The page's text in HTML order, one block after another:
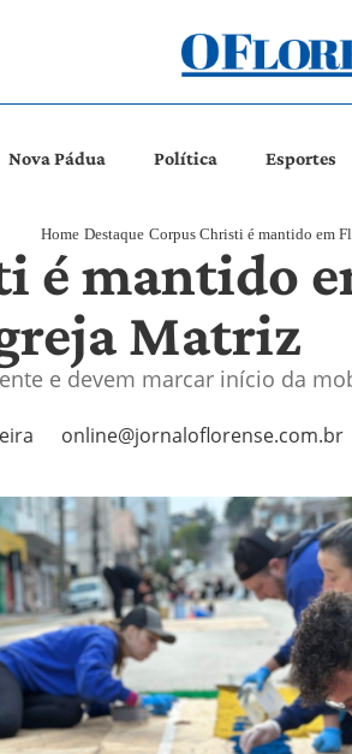
Nova Pádua Política Esportes
Home Destaque Corpus Christi é mantido em
é mantido
Matriz
e devem marcar início da
online@jornaloflorense.com.br